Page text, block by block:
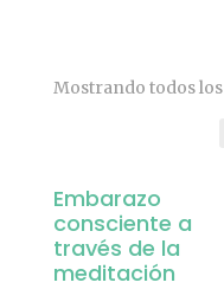
Mostrando todos
Embarazo
consciente a
través de la
meditación